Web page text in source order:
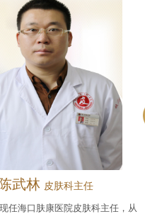
王珍 会诊专家
原海南医学院附属医院皮肤科主任